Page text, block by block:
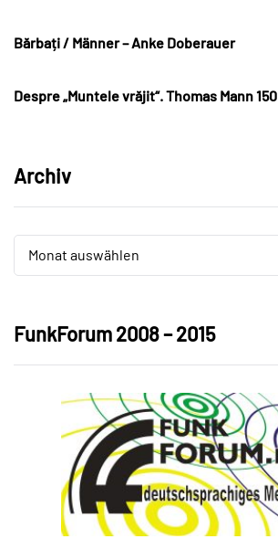
Bărbați / Männer – Anke Doberauer
Despre „Muntele vrăjit“. Thomas Mann 150
Archiv
Archiv
Monat auswählen
Archiv
FunkForum 2008 – 2015